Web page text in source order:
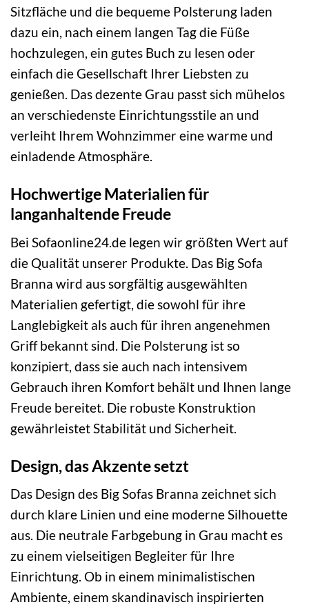
Sitzfläche und die bequeme Polsterung laden
dazu ein, nach einem langen Tag die Füße
hochzulegen, ein gutes Buch zu lesen oder
einfach die Gesellschaft Ihrer Liebsten zu
genießen. Das dezente Grau passt sich mühelos
an verschiedenste Einrichtungsstile an und
verleiht Ihrem Wohnzimmer eine warme und
einladende Atmosphäre.
Hochwertige Materialien für
langanhaltende Freude
Bei Sofaonline24.de legen wir größten Wert auf
die Qualität unserer Produkte. Das Big Sofa
Branna wird aus sorgfältig ausgewählten
Materialien gefertigt, die sowohl für ihre
Langlebigkeit als auch für ihren angenehmen
Griff bekannt sind. Die Polsterung ist so
konzipiert, dass sie auch nach intensivem
Gebrauch ihren Komfort behält und Ihnen lange
Freude bereitet. Die robuste Konstruktion
gewährleistet Stabilität und Sicherheit.
Design, das Akzente setzt
Das Design des Big Sofas Branna zeichnet sich
durch klare Linien und eine moderne Silhouette
aus. Die neutrale Farbgebung in Grau macht es
zu einem vielseitigen Begleiter für Ihre
Einrichtung. Ob in einem minimalistischen
Ambiente, einem skandinavisch inspirierten